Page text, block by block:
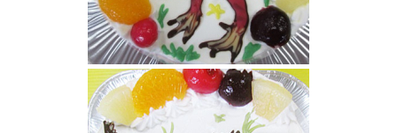
ティラノサウルス恐竜ケーキ